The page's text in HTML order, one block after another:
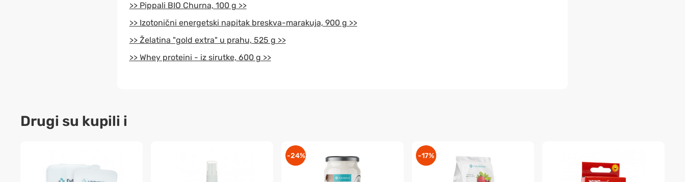
>> Pippali BIO Churna, 100 g >>
>> Izotonični energetski napitak breskva-marakuja, 900 g >>
>> Želatina "gold extra" u prahu, 525 g >>
>> Whey proteini - iz sirutke, 600 g >>
Drugi su kupili i
-24% -17%